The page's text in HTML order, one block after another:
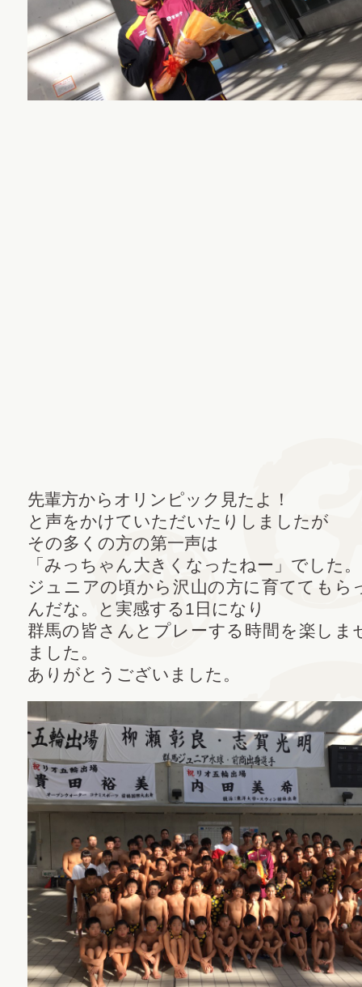
先輩方からオリンピック見たよ！
と声をかけていただいたりしましたが
その多くの方の第一声は
「みっちゃん大きくなったねー」でした。
ジュニアの頃から沢山の方に育ててもら
んだな。と実感する1日になり
群馬の皆さんとプレーする時間を楽しま
ました。
ありがとうございました。